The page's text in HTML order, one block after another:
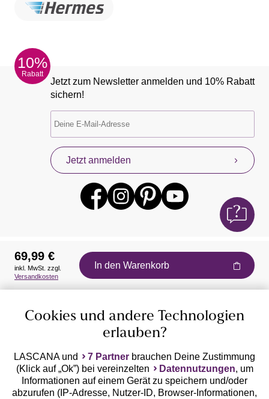
10%
Rabatt
Jetzt zum Newsletter anmelden und 10% Rabatt
sichern!
Jetzt anmelden
Auszeichnungen
Geprüfte Sicherheit
69,99 €
inkl. MwSt. zzgl.
Versandkosten
In den Warenkorb
Cookies und andere Technologien
erlauben?
LASCANA und 7 Partner brauchen Deine Zustimmung
(Klick auf „Ok”) bei vereinzelten
Datennutzungen, um
Informationen auf einem Gerät zu speichern und/oder
abzurufen (IP-Adresse, Nutzer-ID, Browser-Informationen,